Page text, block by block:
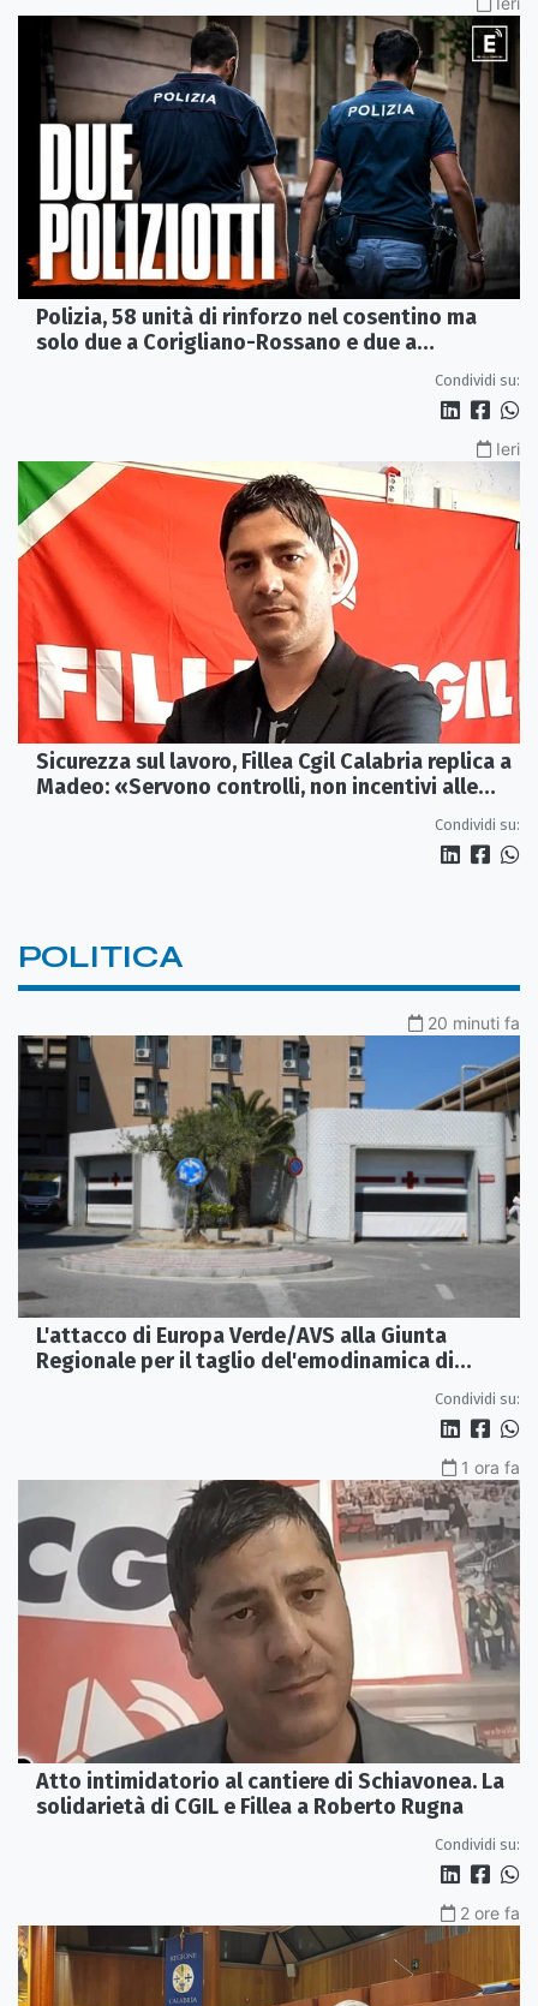
Polizia, 58 unità di rinforzo nel cosentino ma
solo due a Corigliano-Rossano e due a
Condividi su:
Ieri
Sicurezza sul lavoro, Fillea Cgil Calabria replica a
Madeo: «Servono controlli, non incentivi alle
Condividi su:
POLITICA
20 minuti fa
L'attacco di Europa Verde/AVS alla Giunta
Regionale per il taglio del'emodinamica di
Condividi su:
1 ora fa
Atto intimidatorio al cantiere di Schiavonea. La
solidarietà di CGIL e Fillea a Roberto Rugna
Condividi su:
2 ore fa